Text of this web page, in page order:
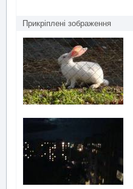
Прикріплені зображення